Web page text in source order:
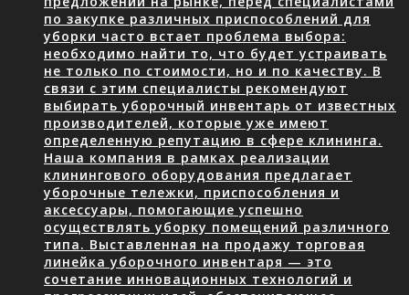
по закупке различных приспособлений для
уборки часто встает проблема выбора:
необходимо найти то, что будет устраивать
не только по стоимости, но и по качеству. В
связи с этим специалисты рекомендуют
выбирать уборочный инвентарь от известных
производителей, которые уже имеют
определенную репутацию в сфере клининга.
Наша компания в рамках реализации
клинингового оборудования предлагает
уборочные тележки, приспособления и
аксессуары, помогающие успешно
осуществлять уборку помещений различного
типа. Выставленная на продажу торговая
линейка уборочного инвентаря — это
сочетание инновационных технологий и